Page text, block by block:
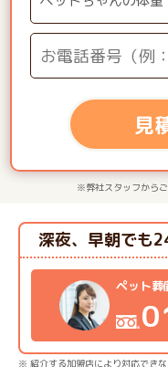
見
※弊社スタッフからご
ペット葬
深夜、早朝でも
※ 紹介する加盟店により対応できな